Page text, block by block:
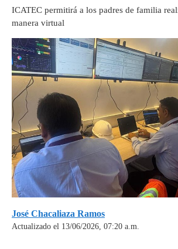
ICATEC permitirá a los padres de familia
manera virtual
José Chacaliaza Ramos
Actualizado el 13/06/2026, 07:20 a.m.